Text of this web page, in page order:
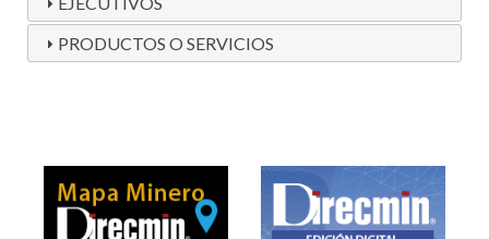
PRODUCTOS O SERVICIOS